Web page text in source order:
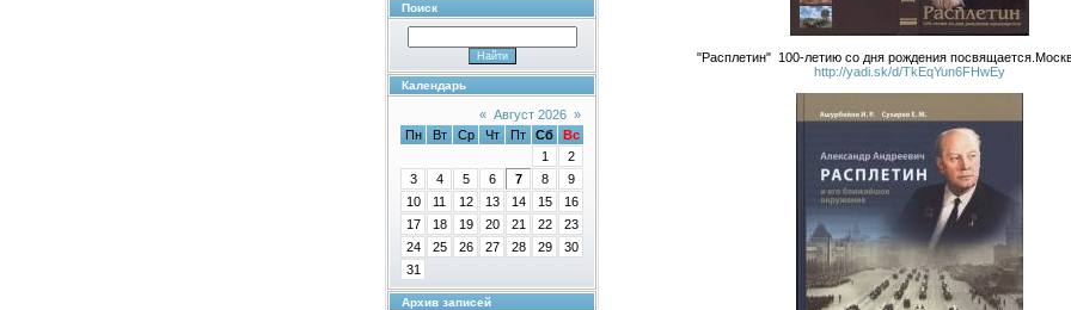
Поиск
Календарь
« Август 2026 »
Пн
Вт Ср Чт Пт Сб
Вс
1
2
3
4 5 6 7 8
9
10
11 12 13 14 15
16
17
18 19 20 21 22
23
24
25 26 27 28 29
30
31
Архив записей
"Расплетин" 100-летию со дня рождения
http://yadi.sk/d/TkEqYun6FHwEy